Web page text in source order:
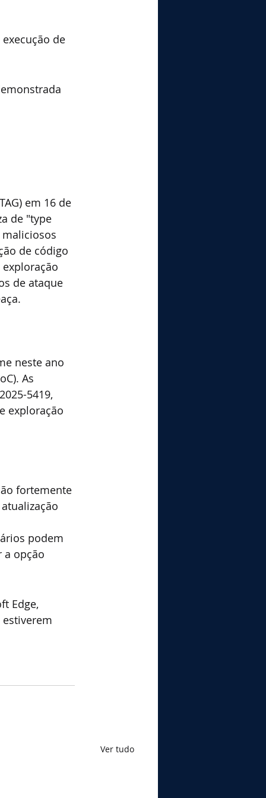
de
em 16 de
de "type
de código
de ataque
neste ano
As
5419,
exploração
fortemente
podem
a opção
Edge,
Ver tudo